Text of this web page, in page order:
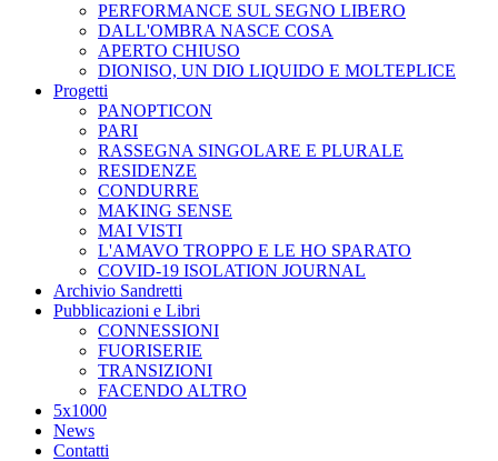
PERFORMANCE SUL SEGNO LIBERO
DALL'OMBRA NASCE COSA
APERTO CHIUSO
DIONISO, UN DIO LIQUIDO E MOLTEPLICE
Progetti
PANOPTICON
PARI
RASSEGNA SINGOLARE E PLURALE
RESIDENZE
CONDURRE
MAKING SENSE
MAI VISTI
L'AMAVO TROPPO E LE HO SPARATO
COVID-19 ISOLATION JOURNAL
Archivio Sandretti
Pubblicazioni e Libri
CONNESSIONI
FUORISERIE
TRANSIZIONI
FACENDO ALTRO
5x1000
News
Contatti